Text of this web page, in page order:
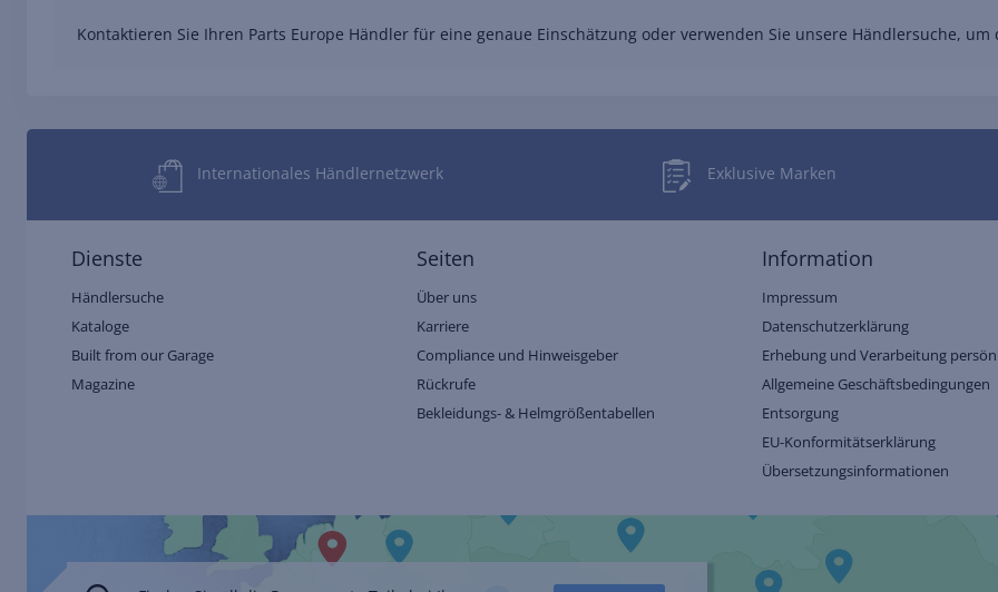
Kontaktieren Sie Ihren Parts Europe Händler für eine genaue Einschätzung oder verwenden Sie unsere Händlersuche,
Internationales Händlernetzwerk Exklusive Marken
Dienste
Händlersuche
Kataloge
Built from our Garage
Magazine
Seiten
Über uns
Karriere
Compliance und Hinweisgeber
Rückrufe
Bekleidungs- & Helmgrößentabellen
Information
Impressum
Datenschutzerklärung
Erhebung und Verarbeitung
Allgemeine Geschäftsbedingungen
Entsorgung
EU-Konformitätserklärung
Übersetzungsinformationen